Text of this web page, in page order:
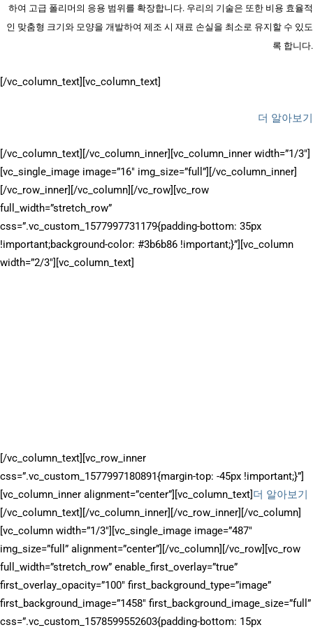
하여 고급 폴리머의 응용 범위를 확장합니다. 우리의 기술은 또한 비용 효율적
인 맞춤형 크기와 모양을 개발하여 제조 시 재료 손실을 최소로 유지할 수 있도
록 합니다.
[/vc_column_text][vc_column_text]
더 알아보기
[/vc_column_text][/vc_column_inner][vc_column_inner width=”1/3″]
[vc_single_image image=”16″ img_size=”full”][/vc_column_inner]
[/vc_row_inner][/vc_column][/vc_row][vc_row
full_width=”stretch_row”
css=”.vc_custom_1577997731179{padding-bottom: 35px
!important;background-color: #3b6b86 !important;}”][vc_column
width=”2/3″][vc_column_text]
[/vc_column_text][vc_row_inner
css=”.vc_custom_1577997180891{margin-top: -45px !important;}”]
[vc_column_inner alignment=”center”][vc_column_text]더 알아보기
[/vc_column_text][/vc_column_inner][/vc_row_inner][/vc_column]
[vc_column width=”1/3″][vc_single_image image=”487″
img_size=”full” alignment=”center”][/vc_column][/vc_row][vc_row
full_width=”stretch_row” enable_first_overlay=”true”
first_overlay_opacity=”100″ first_background_type=”image”
first_background_image=”1458″ first_background_image_size=”full”
css=”.vc_custom_1578599552603{padding-bottom: 15px